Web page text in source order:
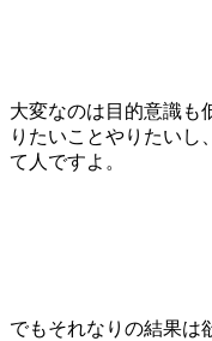
大変なのは目的意識も
りたいことやりたいし
て人ですよ。
でもそれなりの結果は